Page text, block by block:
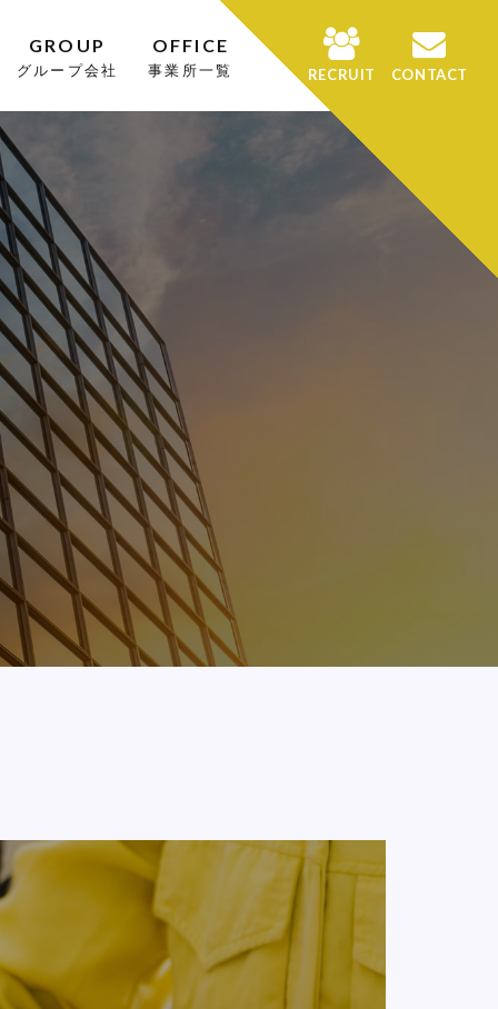
GROUP
グループ会社
OFFICE
事業所一覧 RECRUIT CONTACT